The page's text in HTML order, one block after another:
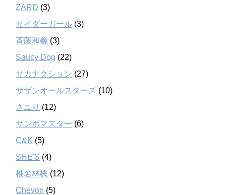
ZARD (3)
サイダーガール (3)
斉藤和義 (3)
Saucy Dog (22)
サカナクション (27)
サザンオールスターズ (10)
さユり (12)
サンボマスター (6)
C&K (5)
SHE'S (4)
椎名林檎 (12)
Chevon (5)